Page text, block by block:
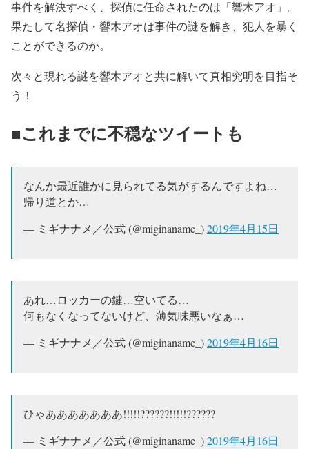
事件を解決すべく、探偵に任命されたのは「響木アオ」。
果たして名探偵・響木アオは事件の謎を解き、犯人を暴く
ことができるのか。
次々と現れる謎を響木アオと共に解いて真相究明を目指そ
う！
■これまでに不穏なツイートも
なんか最近誰かに見られてる気がするんですよね…
帰り道とか…
— ミギナナメ／公式 (@miginaname_)2019年4月15日
あれ…ロッカーの鍵…空いてる…
何もなくなってないけど、薄気味悪いなぁ…
— ミギナナメ／公式 (@miginaname_)2019年4月16日
ひゃあああああああ!!!!!??????!!!!!??????
— ミギナナメ／公式 (@miginaname_)2019年4月16日